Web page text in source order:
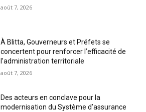
août 7, 2026
À Blitta, Gouverneurs et Préfets se
concertent pour renforcer l’efficacité de
l’administration territoriale
août 7, 2026
Des acteurs en conclave pour la
modernisation du Système d’assurance